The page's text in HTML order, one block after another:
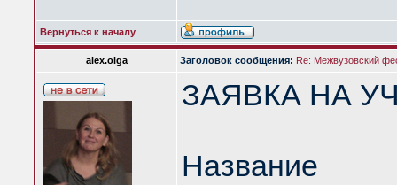
Вернуться к началу
alex.olga Заголовок сообщения: Re: Межвузовский
ЗАЯВКА НА
Название